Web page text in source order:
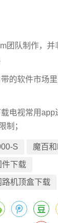
团队制作，
的软件市场
载电视常用
制；
S 魔百
件下载
机顶盒下载